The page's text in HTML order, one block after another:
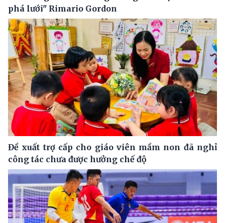
phá lưới" Rimario Gordon
Đề xuất trợ cấp cho giáo viên mầm non đã nghỉ
công tác chưa được hưởng chế độ